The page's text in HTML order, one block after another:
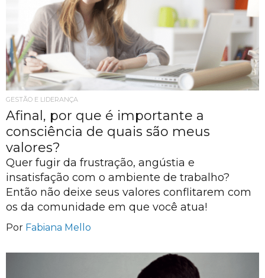
GESTÃO E LIDERANÇA
Afinal, por que é importante a
consciência de quais são meus
valores?
Quer fugir da frustração, angústia e
insatisfação com o ambiente de trabalho?
Então não deixe seus valores conflitarem com
os da comunidade em que você atua!
Por Fabiana Mello